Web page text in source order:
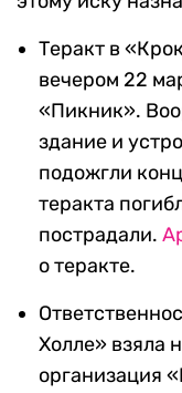
Теракт в
вечером 22
«Пикник».
здание и
подожгли
теракта
пострадали.
о теракте.
Холле» взяла
организация